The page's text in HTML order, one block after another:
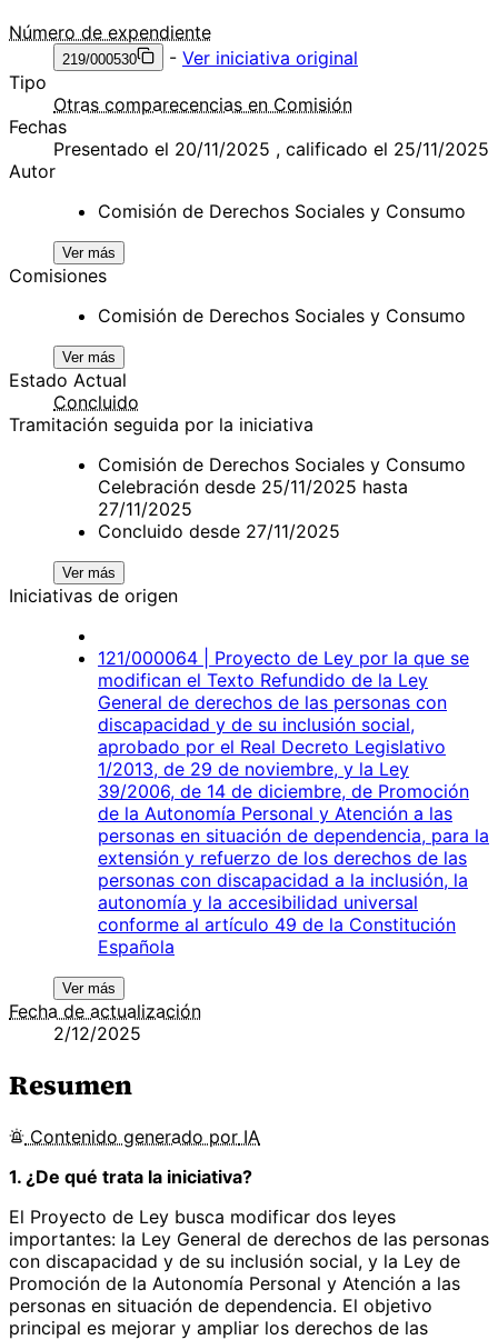
Número de expendiente
219/000530 - Ver iniciativa original
Tipo
Otras comparecencias en Comisión
Fechas
Presentado el 20/11/2025 , calificado el 25/11/2025
Autor
Comisión de Derechos Sociales y Consumo
Ver más
Comisiones
Comisión de Derechos Sociales y Consumo
Ver más
Estado Actual
Concluido
Tramitación seguida por la iniciativa
Comisión de Derechos Sociales y Consumo
Celebración desde 25/11/2025 hasta
27/11/2025
Concluido desde 27/11/2025
Ver más
Iniciativas de origen
121/000064 | Proyecto de Ley por la que se
modifican el Texto Refundido de la Ley
General de derechos de las personas con
discapacidad y de su inclusión social,
aprobado por el Real Decreto Legislativo
1/2013, de 29 de noviembre, y la Ley
39/2006, de 14 de diciembre, de Promoción
de la Autonomía Personal y Atención a las
personas en situación de dependencia, para la
extensión y refuerzo de los derechos de las
personas con discapacidad a la inclusión, la
autonomía y la accesibilidad universal
conforme al artículo 49 de la Constitución
Española
Ver más
Fecha de actualización
2/12/2025
Resumen
Contenido generado por IA
1. ¿De qué trata la iniciativa?
El Proyecto de Ley busca modificar dos leyes
importantes: la Ley General de derechos de las personas
con discapacidad y de su inclusión social, y la Ley de
Promoción de la Autonomía Personal y Atención a las
personas en situación de dependencia. El objetivo
principal es mejorar y ampliar los derechos de las